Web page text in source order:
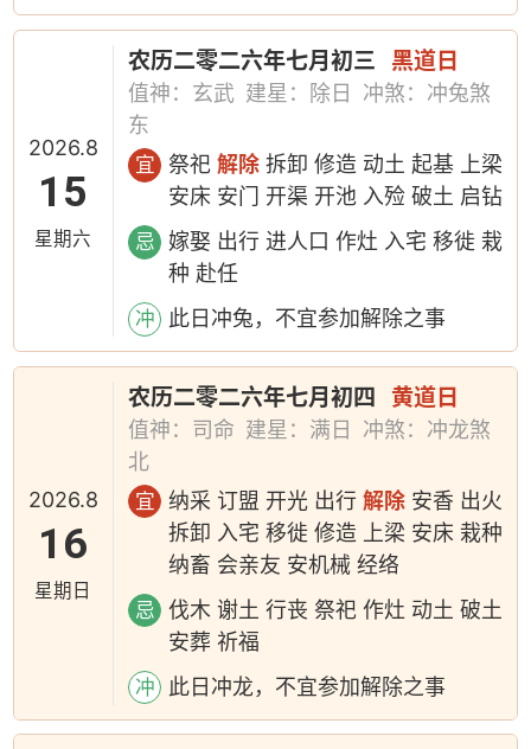
2026.8
15
星期六
农历二零二六年七月初三 黑道日
值神：玄武 建星：除日
冲煞：冲兔煞
东
宜 祭祀解除 拆卸 修造 动土 起基 上梁
安床 安门 开渠 开池 入殓 破土 启钻
忌
嫁娶 出行 进人口 作灶 入宅 移徙 栽
种 赴任
冲 此日冲兔，不宜参加解除之事
2026.8
16
星期日
农历二零二六年七月初四 黄道日
值神：司命 建星：满日
冲煞：冲龙煞
北
宜 纳采 订盟 开光 出行解除 安香 出火
拆卸 入宅 移徙 修造 上梁 安床 栽种
纳畜 会亲友 安机械 经络
忌
伐木 谢土 行丧 祭祀 作灶 动土 破土
安葬 祈福
冲 此日冲龙，不宜参加解除之事